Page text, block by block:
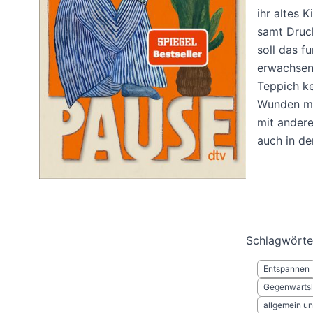
ihr altes
samt
soll das
Teppich
Wunden
mit
auch in
Entspannen
allgemein